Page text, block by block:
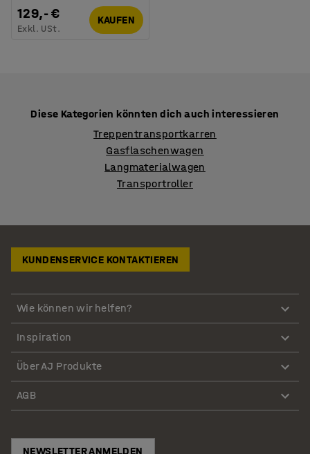
129,- €
Exkl. USt.
KAUFEN
Diese Kategorien könnten dich auch interessieren
Treppentransportkarren
Gasflaschenwagen
Langmaterialwagen
Transportroller
KUNDENSERVICE KONTAKTIEREN
Wie können wir helfen?
Inspiration
Über AJ Produkte
AGB
NEWSLETTER ANMELDEN